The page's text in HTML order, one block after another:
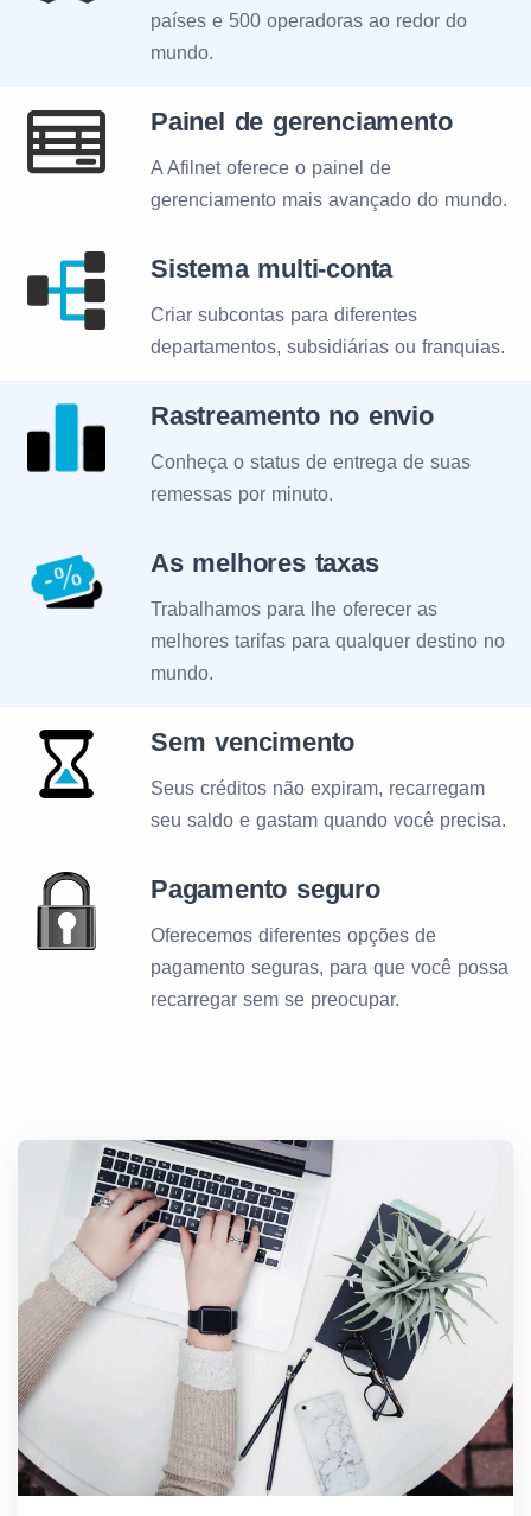
países e 500 operadoras ao redor do
mundo.
Painel de gerenciamento
A Afilnet oferece o painel de
gerenciamento mais avançado do mundo.
Sistema multi-conta
Criar subcontas para diferentes
departamentos, subsidiárias ou franquias.
Rastreamento no envio
Conheça o status de entrega de suas
remessas por minuto.
As melhores taxas
Trabalhamos para lhe oferecer as
melhores tarifas para qualquer destino no
mundo.
Sem vencimento
Seus créditos não expiram, recarregam
seu saldo e gastam quando você precisa.
Pagamento seguro
Oferecemos diferentes opções de
pagamento seguras, para que você possa
recarregar sem se preocupar.